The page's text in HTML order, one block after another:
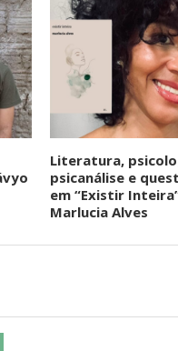
Literatura,
psicanálise e
em “Existir
Marlucia Alves